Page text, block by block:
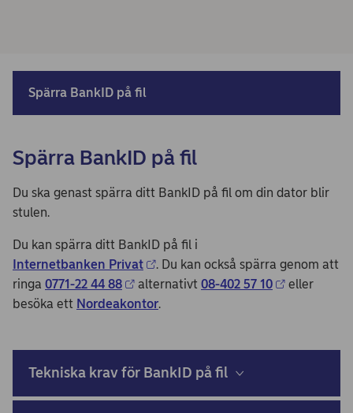
Spärra BankID på fil
Spärra BankID på fil
Du ska genast spärra ditt BankID på fil om din dator blir
stulen.
Du kan spärra ditt BankID på fil i
Internetbanken Privat
. Du kan också spärra genom att
ringa 0771-22 44 88 alternativt 08-402 57 10
eller
besöka ett Nordeakontor.
Tekniska krav för BankID på fil